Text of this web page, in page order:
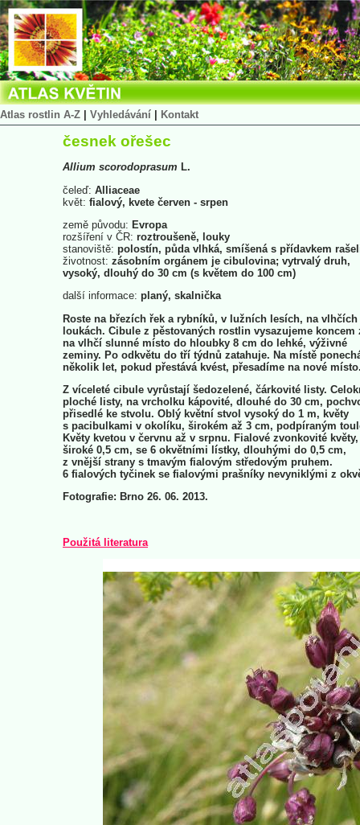
Atlas rostlin A-Z Vyhledávání Kontakt
česnek ořešec
Allium scorodoprasum L.
čeleď: Alliaceae
květ: fialový, kvete červen - srpen
země původu: Evropa
rozšíření v ČR: roztroušeně, louky
stanoviště: polostín, půda vlhká, smíšená s přídavkem
životnost: zásobním orgánem je cibulovina; vytrvalý druh,
vysoký, dlouhý do 30 cm (s květem do 100 cm)
další informace: planý, skalnička
Roste na březích řek a rybníků, v lužních lesích, na vlhčích
loukách. Cibule z pěstovaných rostlin vysazujeme koncem
na vlhčí slunné místo do hloubky 8 cm do lehké, výživné
zeminy. Po odkvětu do tří týdnů zatahuje. Na místě
několik let, pokud přestává kvést, přesadíme na nové
Z víceleté cibule vyrůstají šedozelené, čárkovité listy.
ploché listy, na vrcholku kápovité, dlouhé do 30 cm,
přisedlé ke stvolu. Oblý květní stvol vysoký do 1 m, květy
s pacibulkami v okolíku, širokém až 3 cm, podpíraným
Květy kvetou v červnu až v srpnu. Fialové zvonkovité květy,
široké 0,5 cm, se 6 okvětními lístky, dlouhými do 0,5 cm,
z vnější strany s tmavým fialovým středovým pruhem.
6 fialových tyčinek se fialovými prašníky nevyniklými z
Fotografie: Brno 26. 06. 2013.
Použitá literatura